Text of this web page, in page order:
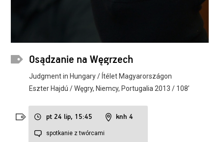
Osądzanie na Węgrzech
Judgment in Hungary / Ítélet Magyarországon
Eszter Hajdú / Węgry, Niemcy, Portugalia 2013 / 108’
pt 24 lip, 15:45 knh 4
spotkanie z twórcami